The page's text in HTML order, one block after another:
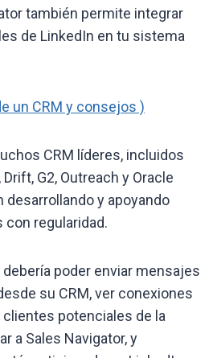
también permite integrar
de LinkedIn en tu sistema
un CRM y consejos )
CRM líderes, incluidos
G2, Outreach y Oracle
desarrollando y apoyando
regularidad.
poder enviar mensajes
su CRM, ver conexiones
potenciales de la
a Sales Navigator, y